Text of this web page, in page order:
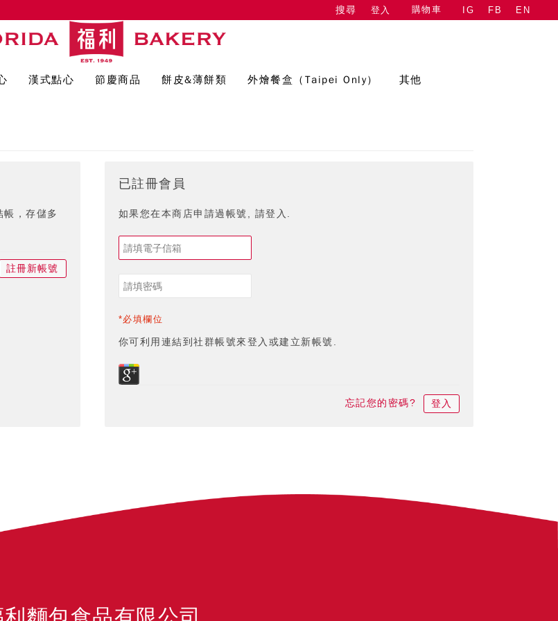
搜尋 登入 購物車 IG FB EN
漢式點心 節慶商品 餅皮&薄餅類 外燴餐盒（Taipei Only） 其他
，存儲多
註冊新帳號
已註冊會員
如果您在本商店申請過帳號, 請登入.
*必填欄位
你可利用連結到社群帳號來登入或建立新帳號.
忘記您的密碼? 登入